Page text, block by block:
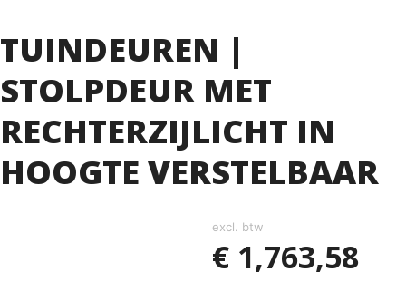
TUINDEUREN |
STOLPDEUR MET
RECHTERZIJLICHT IN
HOOGTE VERSTELBAAR
excl. btw
€ 1,763,58